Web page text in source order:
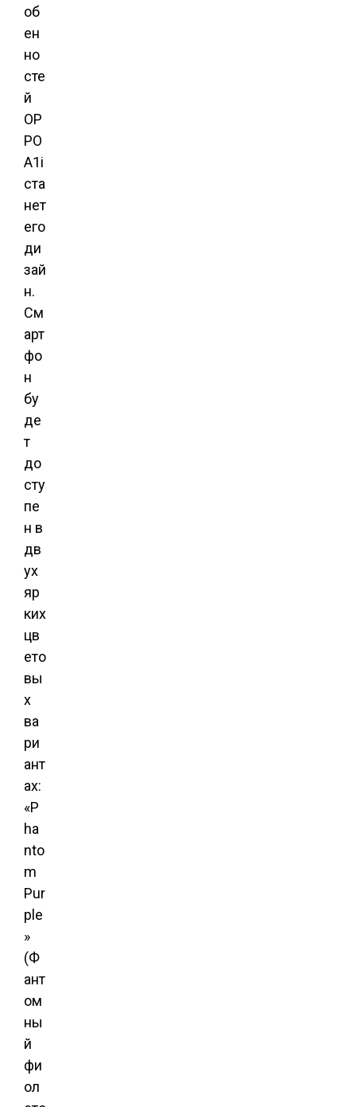
об
ен
но
сте
й
OP
PO
A1i
ста
нет
его
ди
зай
н.
См
арт
фо
н
бу
де
т
до
сту
пе
н в
дв
ух
яр
ких
цв
ето
вы
х
ва
ри
ант
ах:
«P
ha
nto
m
Pur
ple
»
(Ф
ант
ом
ны
й
фи
ол